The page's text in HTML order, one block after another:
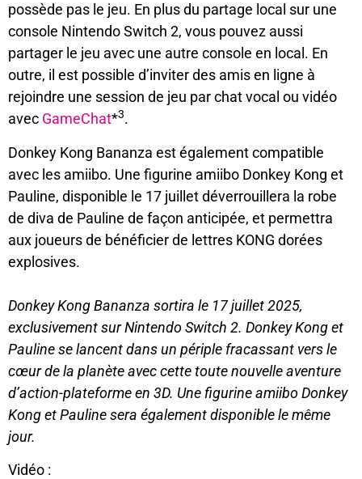
possède pas le jeu. En plus du partage local sur une
console Nintendo Switch 2, vous pouvez aussi
partager le jeu avec une autre console en local. En
outre, il est possible d’inviter des amis en ligne à
rejoindre une session de jeu par chat vocal ou vidéo
avec GameChat*3.
Donkey Kong Bananza est également compatible
avec les amiibo. Une figurine amiibo Donkey Kong et
Pauline, disponible le 17 juillet déverrouillera la robe
de diva de Pauline de façon anticipée, et permettra
aux joueurs de bénéficier de lettres KONG dorées
explosives.
Donkey Kong Bananza sortira le 17 juillet 2025,
exclusivement sur Nintendo Switch 2. Donkey Kong et
Pauline se lancent dans un périple fracassant vers le
cœur de la planète avec cette toute nouvelle aventure
d’action-plateforme en 3D. Une figurine amiibo Donkey
Kong et Pauline sera également disponible le même
jour.
Vidéo :